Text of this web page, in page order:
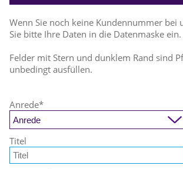
Wenn Sie noch keine Kundennummer bei
Sie bitte Ihre Daten in die Datenmaske ein.
Felder mit Stern und dunklem Rand sind
unbedingt ausfüllen.
Anrede*
Titel